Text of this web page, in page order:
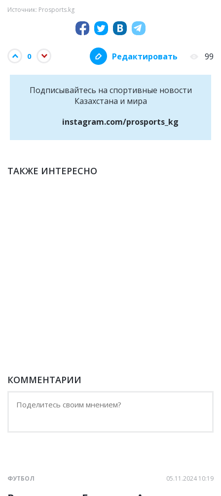
Источник: Prosports.kg
0 Редактировать 99
Подписывайтесь на cпортивные новости
Казахстана и мира
instagram.com/prosports_kg
ТАКЖЕ ИНТЕРЕСНО
КОММЕНТАРИИ
ФУТБОЛ 05.11.2024 10:19